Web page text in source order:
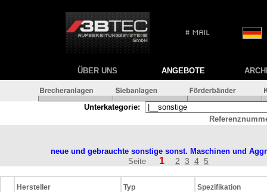
ÜBER UNS ANGEBOTE
Unterkategorie:
neue und gebrauchte sonstige sonst. Maschinen und
Seite
1 2 3 4 5
Hersteller Typ Spezifikation